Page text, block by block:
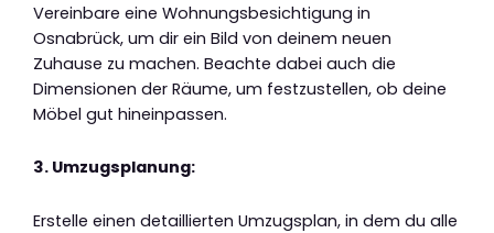
Vereinbare eine Wohnungsbesichtigung in
Osnabrück, um dir ein Bild von deinem neuen
Zuhause zu machen. Beachte dabei auch die
Dimensionen der Räume, um festzustellen, ob deine
Möbel gut hineinpassen.
3. Umzugsplanung:
Erstelle einen detaillierten Umzugsplan, in dem du alle